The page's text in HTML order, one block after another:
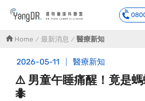
到主要內容
Home 最新消息 醫療新知
2026-05-11 醫療新知
⚠️ 男童午睡痛醒！竟是
🐜